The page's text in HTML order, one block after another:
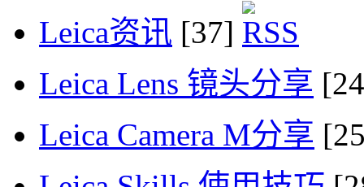
Leica资讯 [37]
Leica Lens 镜头分享
Leica Camera M分享